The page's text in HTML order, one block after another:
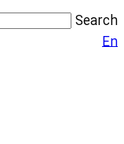
Search
En